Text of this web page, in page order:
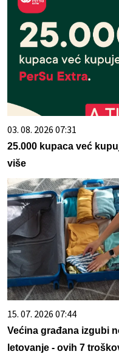
03. 08. 2026 07:31
25.000 kupaca već
više
15. 07. 2026 07:44
Većina građana izgubi
letovanje - ovih 7